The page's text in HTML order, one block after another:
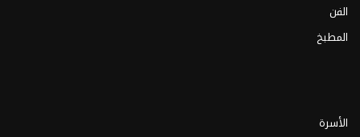
الفن
المطبخ
الأسرة